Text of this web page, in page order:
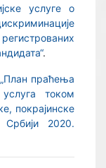
услуге о
.
„План праћења
током
покрајинске
2020.